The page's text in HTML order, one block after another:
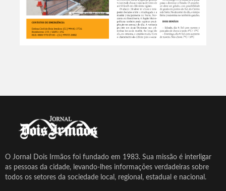
O Jornal Dois Irmãos foi fundado em 1983. Sua missão é interligar
as pessoas da cidade, levando-lhes informações verdadeiras sobre
todos os setores da sociedade local, regional, estadual e nacional.